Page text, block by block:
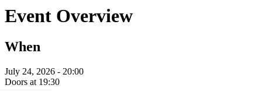
Event Overview
When
July 24, 2026 - 20:00
Doors at 19:30